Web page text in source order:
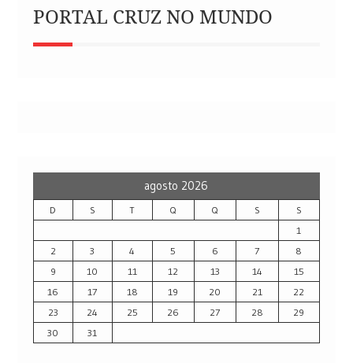
PORTAL CRUZ NO MUNDO
agosto 2026
D S T Q Q S
S
1
2
3 4 5 6 7
8
9
10 11 12 13 14
15
16
17 18 19 20 21
22
23
24 25 26 27 28
29
30
31